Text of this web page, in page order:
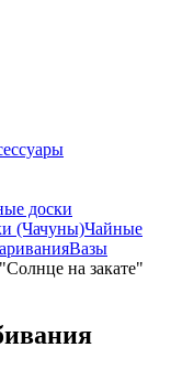
доски
(Чачуны)Чайные
Вазы
на закате"